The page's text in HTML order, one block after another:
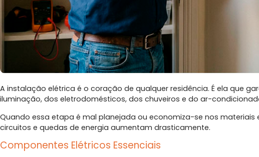
A instalação elétrica é o coração de qualquer residência. É ela que
iluminação, dos eletrodomésticos, dos chuveiros e do ar-
Quando essa etapa é mal planejada ou economiza-se nos materiais
circuitos e quedas de energia aumentam drasticamente.
Componentes Elétricos Essenciais